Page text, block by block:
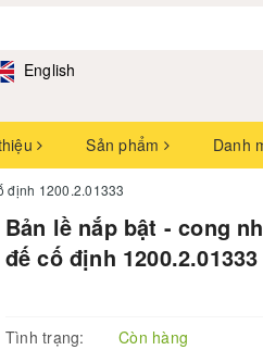
English
Sản phẩm Danh
định 1200.2.01333
Bản lề nắp bật - cong
đế cố định 1200.2.01333
Tình trạng:
Còn hàng